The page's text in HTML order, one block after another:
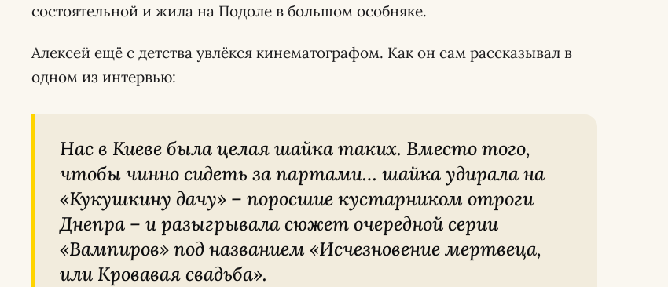
состоятельной и жила на Подоле в большом особняке.
Алексей ещё с детства увлёкся кинематографом. Как он сам рассказывал в
одном из интервью:
Нас в Киеве была целая шайка таких. Вместо того,
чтобы чинно сидеть за партами… шайка удирала на
«Кукушкину дачу» – поросшие кустарником отроги
Днепра – и разыгрывала сюжет очередной серии
«Вампиров» под названием «Исчезновение мертвеца,
или Кровавая свадьба».